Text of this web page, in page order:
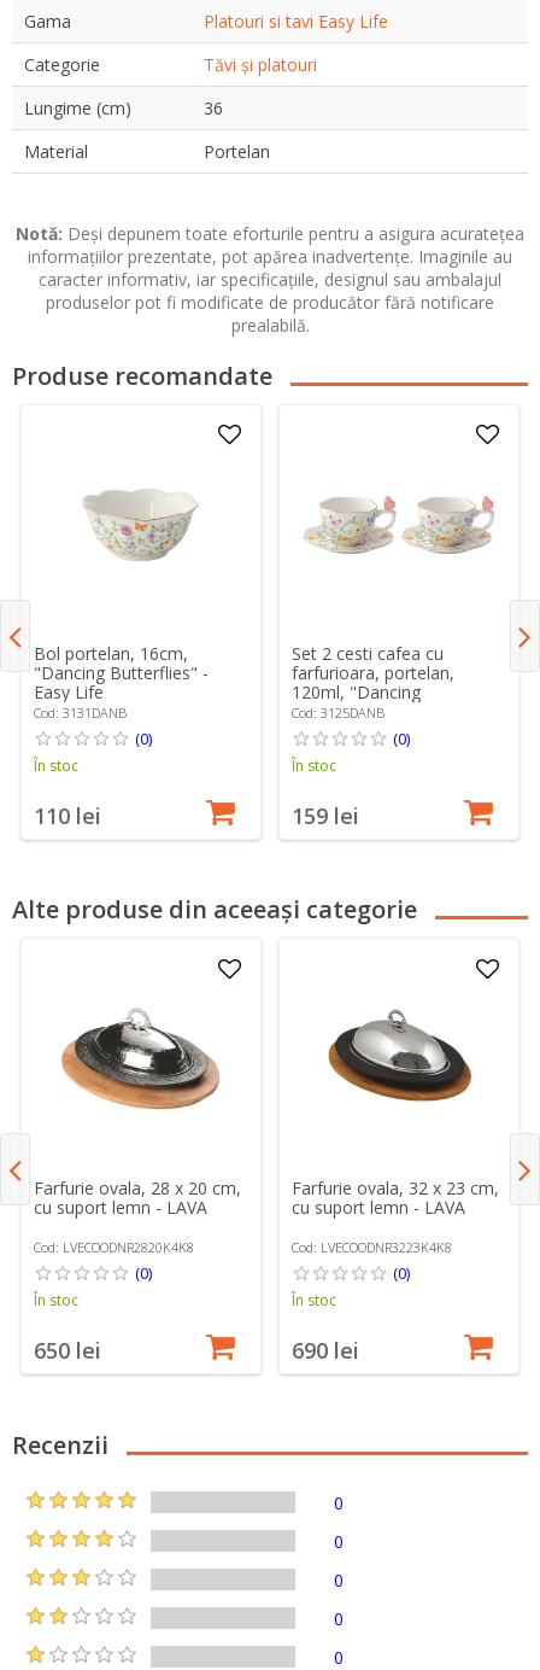
Gama
Platouri si tavi Easy Life
Categorie
Tăvi și platouri
Lungime (cm)
36
Material
Portelan
Notă: Deși depunem toate eforturile pentru a asigura acuratețea
informațiilor prezentate, pot apărea inadvertențe. Imaginile au
caracter informativ, iar specificațiile, designul sau ambalajul
produselor pot fi modificate de producător fără notificare
prealabilă.
Produse recomandate
Bol portelan, 16cm,
"Dancing Butterflies" -
Easy Life
Cod: 3131DANB
(0)
În stoc
110 lei
Set 2 cesti cafea cu
farfurioara, portelan,
120ml, "Dancing
Butterflies" - Easy Life
Cod: 3125DANB
(0)
În stoc
159 lei
Alte produse din aceeași categorie
Farfurie ovala, 28 x 20 cm,
cu suport lemn - LAVA
Cod: LVECOODNR2820K4K8
(0)
În stoc
650 lei
Farfurie ovala, 32 x 23 cm,
cu suport lemn - LAVA
Cod: LVECOODNR3223K4K8
(0)
În stoc
690 lei
Recenzii
0
0
0
0
0